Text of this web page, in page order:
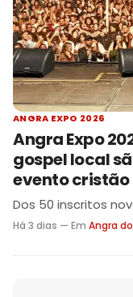
ANGRA EXPO 2026
Angra Expo
gospel local
evento cristão
Dos 50 inscritos
Há 3 dias — Em Angra